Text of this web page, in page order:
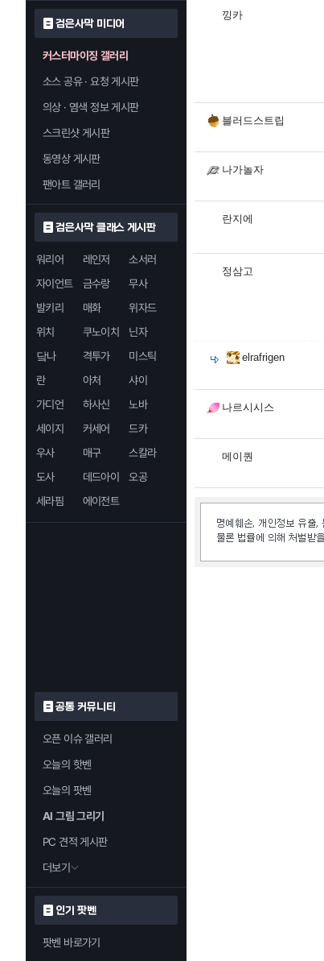
검은사막 미디어
커스터마이징 갤러리
소스 공유 · 요청 게시판
의상 · 염색 정보 게시판
스크린샷 게시판
동영상 게시판
팬아트 갤러리
검은사막 클래스 게시판
워리어 레인저
소서러
자이언트
금수랑
무사
발키리
매화
위자드
위치
쿠노이치
닌자
닼나
격투가
미스틱
란
아처
샤이
가디언
하사신
노바
세이지
커세어
드카
우사
매구
스칼라
도사
데드아이
오공
세라핌
에이전트
공통 커뮤니티
오픈 이슈 갤러리
오늘의 핫벤
오늘의 팟벤
AI 그림 그리기
PC 견적 게시판
더보기
인기 팟벤
팟벤 바로가기
낑카
블러드스트립
나가놀자
란지에
정삼고
elrafrigen
나르시시스
메이퀀